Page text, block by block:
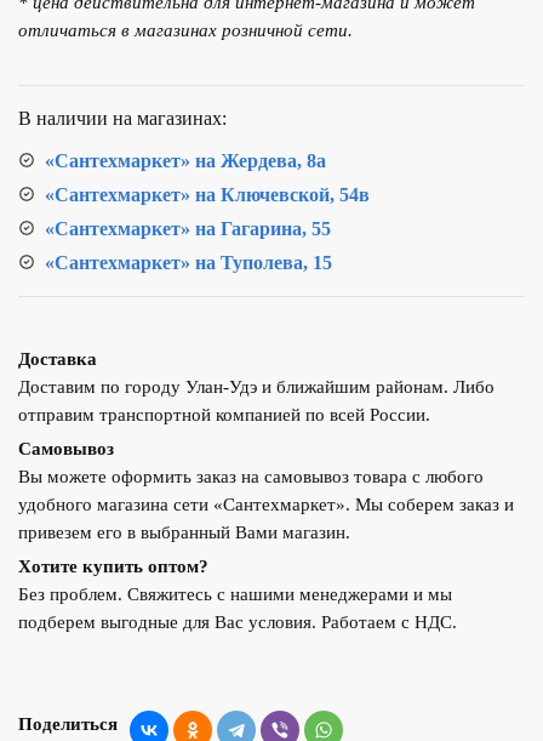
умывальника
D&K
отличаться в магазинах розничной сети.
В наличии на магазинах:
«Сантехмаркет» на Жердева, 8а
«Сантехмаркет» на Ключевской, 54в
«Сантехмаркет» на Гагарина, 55
«Сантехмаркет» на Туполева, 15
Доставка
Доставим по городу Улан-Удэ и ближайшим районам. Либо
отправим транспортной компанией по всей России.
Самовывоз
Вы можете оформить заказ на самовывоз товара с любого
удобного магазина сети «Сантехмаркет». Мы соберем заказ и
привезем его в выбранный Вами магазин.
Хотите купить оптом?
Без проблем. Свяжитесь с нашими менеджерами и мы
подберем выгодные для Вас условия. Работаем с НДС.
Поделиться